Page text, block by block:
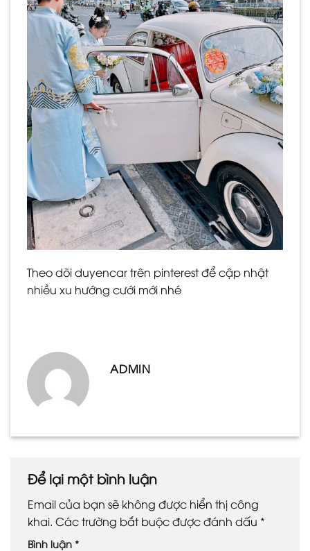
Theo dõi duyencar trên pinterestđể cập nhật
nhiều xu hướng cưới mới nhé
ADMIN
Để lại một bình luận
Email của bạn sẽ không được hiển thị công
khai. Các trường bắt buộc được đánh dấu *
Bình luận *